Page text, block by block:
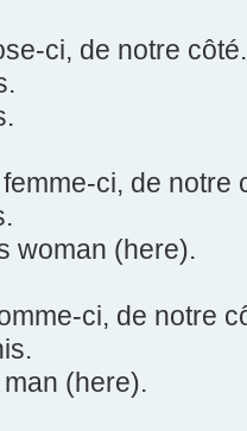
ci, de notre côté.
ci, de notre
woman (here).
ci, de notre
(here).